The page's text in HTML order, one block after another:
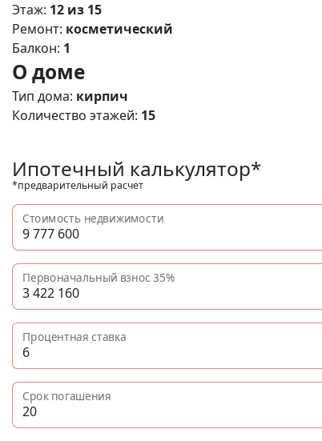
Этаж: 12 из 15
Ремонт: косметический
Балкон: 1
О доме
Тип дома: кирпич
Количество этажей: 15
Ипотечный калькулятор*
*предварительный расчет
Стоимость недвижимости
Первоначальный взнос35%
Процентная ставка
Срок погашения